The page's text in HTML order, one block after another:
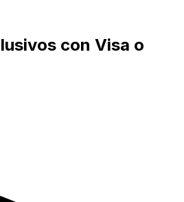
con Visa o